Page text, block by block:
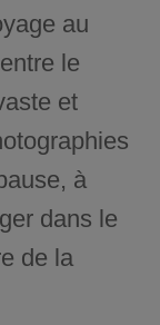
au
le
et
à
dans le
de la